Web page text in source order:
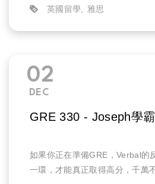
英國留學 雅思
02
DEC
GRE 330 - Joseph學
如果你正在準備GRE，Verbal的
一環，才能真正取得高分，千萬